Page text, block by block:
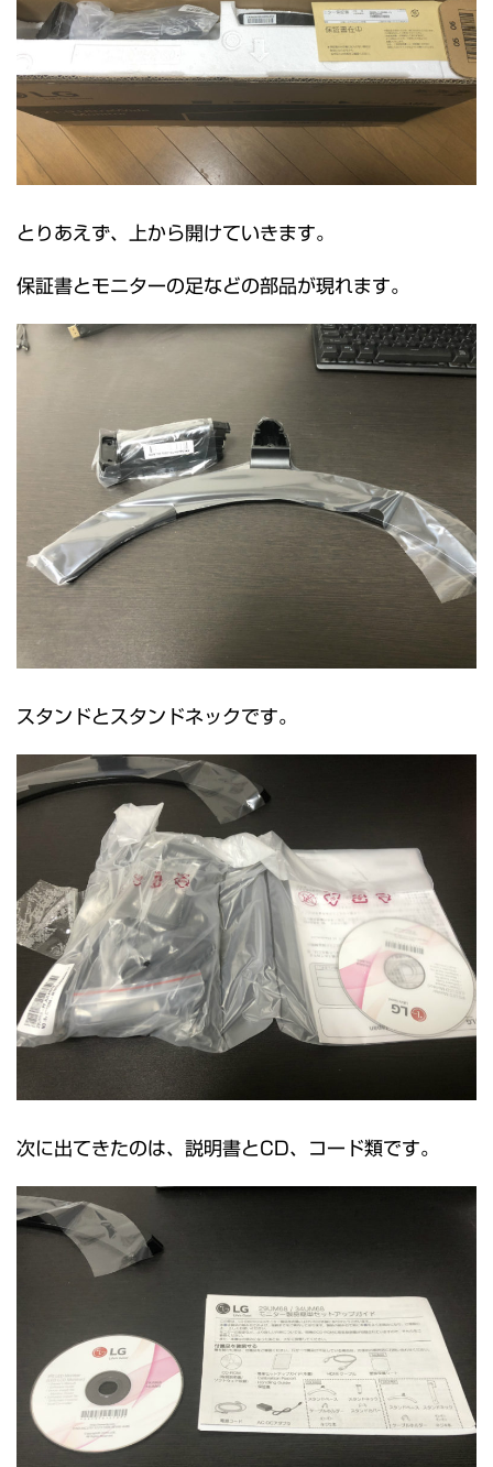
とりあえず、上から開けていきます。
保証書とモニターの足などの部品が現れます。
スタンドとスタンドネックです。
次に出てきたのは、説明書とCD、コード類です。